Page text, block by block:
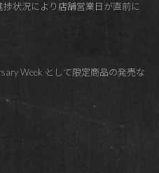
状況により店舗営業日が直前に
Week として限定商品の発売な